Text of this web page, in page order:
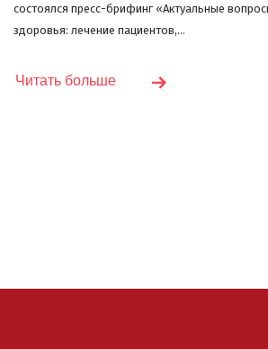
состоялся пресс-брифинг «Актуальные
здоровья: лечение пациентов,...
Читать больше